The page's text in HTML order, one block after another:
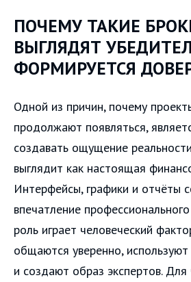
ПОЧЕМУ ТАКИЕ
ВЫГЛЯДЯТ
ФОРМИРУЕТСЯ
Одной из причин, почему
продолжают появляться,
создавать ощущение
выглядит как настоящая
Интерфейсы, графики и отчёты
впечатление
роль играет человеческий
общаются уверенно,
и создают образ экспертов. Для